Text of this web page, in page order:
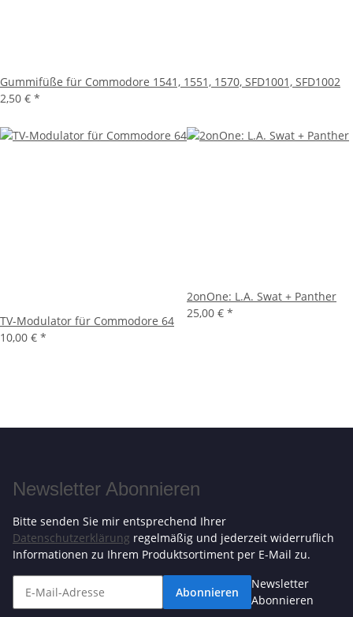
Gummifüße für Commodore 1541, 1551, 1570, SFD1001, SFD1002
2,50 € *
TV-Modulator für Commodore 64
10,00 € *
2onOne: L.A. Swat + Panther
25,00 € *
Newsletter Abonnieren
Bitte senden Sie mir entsprechend Ihrer
Datenschutzerklärung regelmäßig und jederzeit widerruflich
Informationen zu Ihrem Produktsortiment per E-Mail zu.
Abonnieren
Newsletter
Abonnieren